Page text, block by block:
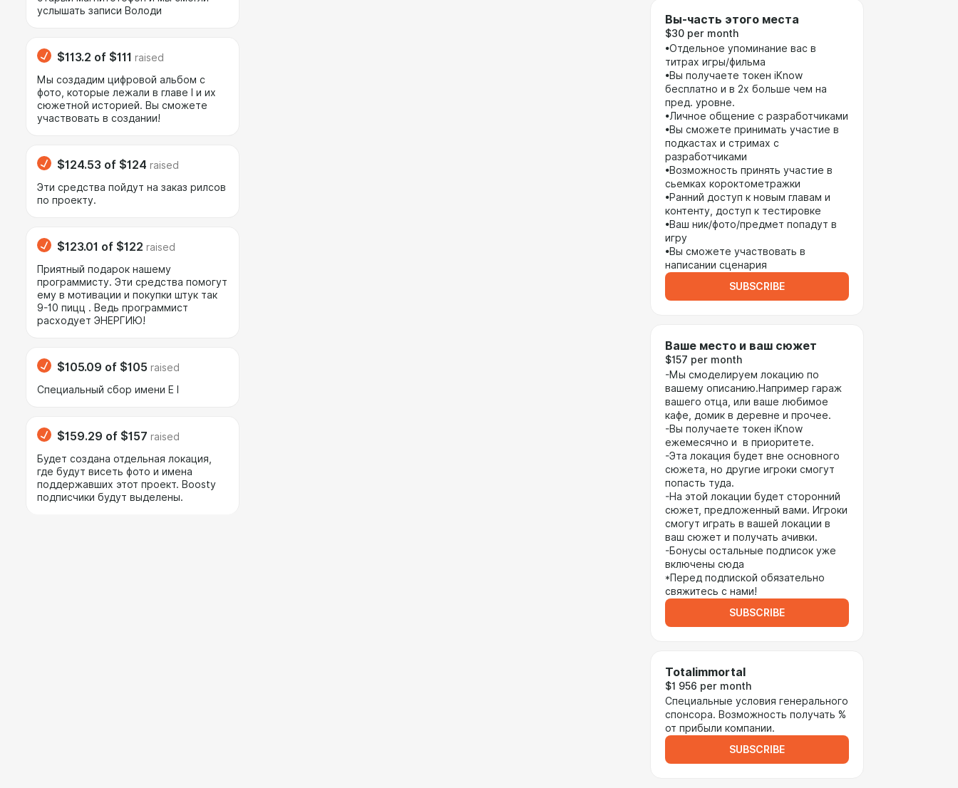
услышать записи Володи
$113.2 of $111 raised
Мы создадим цифровой альбом с
фото, которые лежали в главе I и их
сюжетной историей. Вы сможете
участвовать в создании!
$124.53 of $124 raised
Эти средства пойдут на заказ рилсов
по проекту.
$123.01 of $122 raised
Приятный подарок нашему
программисту. Эти средства помогут
ему в мотивации и покупки штук так
9-10 пицц . Ведь программист
расходует ЭНЕРГИЮ!
$105.09 of $105 raised
Специальный сбор имени E I
$159.29 of $157 raised
Будет создана отдельная локация,
где будут висеть фото и имена
поддержавших этот проект. Boosty
подписчики будут выделены.
Вы-часть этого места
$30 per month
•Отдельное упоминание вас в
титрах игры/фильма
•Вы получаете токен iKnow
бесплатно и в 2x больше чем на
пред. уровне.
•Личное общение с разработчиками
•Вы сможете принимать участие в
подкастах и стримах с
разработчиками
•Возможность принять участие в
сьемках короктометражки
•Ранний доступ к новым главам и
контенту, доступ к тестировке
•Ваш ник/фото/предмет попадут в
игру
•Вы сможете участвовать в
написании сценария
SUBSCRIBE
Ваше место и ваш сюжет
$157 per month
-Мы смоделируем локацию по
вашему описанию.Например гараж
вашего отца, или ваше любимое
кафе, домик в деревне и прочее.
-Вы получаете токен iKnow
ежемесячно и в приоритете.
-Эта локация будет вне основного
сюжета, но другие игроки смогут
попасть туда.
-На этой локации будет сторонний
сюжет, предложенный вами. Игроки
смогут играть в вашей локации в
ваш сюжет и получать ачивки.
-Бонусы остальные подписок уже
включены сюда
*Перед подпиской обязательно
свяжитесь с нами!
SUBSCRIBE
Totalimmortal
$1 956 per month
Специальные условия генерального
спонсора. Возможность получать %
от прибыли компании.
SUBSCRIBE